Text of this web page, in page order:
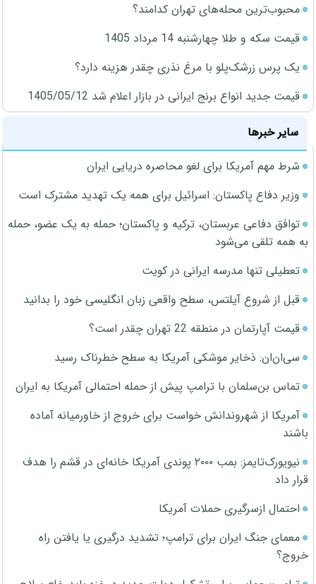
محبوب‌ترین محله‌های تهران کدامند؟
قیمت سکه و طلا چهارشنبه 14 مرداد 1405
یک پرس زرشک‌پلو با مرغ نذری چقدر هزینه دارد؟
قیمت جدید انواع برنج ایرانی در بازار اعلام شد 1405/05/12
سایر خبرها
شرط مهم آمریکا برای لغو محاصره دریایی ایران
وزیر دفاع پاکستان: اسرائیل برای همه یک تهدید مشترک است
توافق دفاعی عربستان، ترکیه و پاکستان؛ حمله به یک عضو، حمله
به همه تلقی می‌شود
تعطیلی تنها مدرسه ایرانی در کویت
قبل از شروع آیلتس، سطح واقعی زبان انگلیسی خود را بدانید
قیمت آپارتمان در منطقه 22 تهران چقدر است؟
سی‌ان‌ان: ذخایر موشکی آمریکا به سطح خطرناک رسید
تماس بن‌سلمان با ترامپ پیش از حمله احتمالی آمریکا به ایران
آمریکا از شهروندانش خواست برای خروج از خاورمیانه آماده
باشند
نیویورک‌تایمز: بمب ۲۰۰۰ پوندی آمریکا خانه‌ای در قشم را هدف
قرار داد
احتمال ازسرگیری حملات آمریکا
معمای جنگ ایران برای ترامپ؛ تشدید درگیری یا یافتن راه
خروج؟